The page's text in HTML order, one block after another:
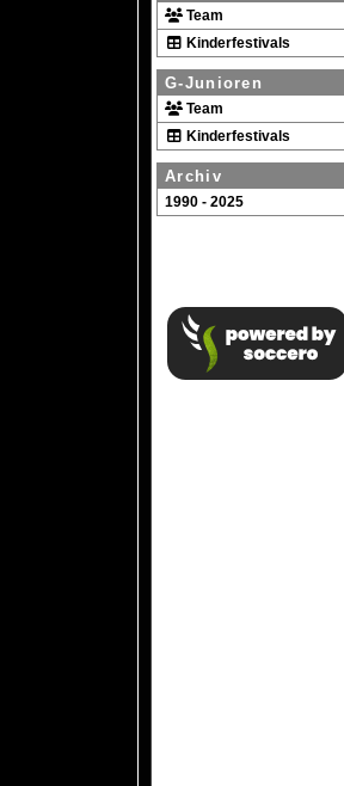
Team
Kinderfestivals
G-Junioren
Team
Kinderfestivals
Archiv
1990 - 2025